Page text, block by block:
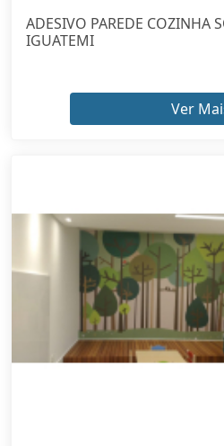
ADESIVO PAREDE COZINHA
IGUATEMI
Ver